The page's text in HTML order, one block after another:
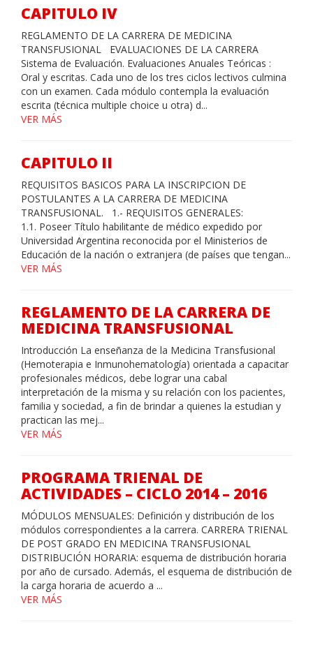
CAPITULO IV
REGLAMENTO DE LA CARRERA DE MEDICINA
TRANSFUSIONAL EVALUACIONES DE LA CARRERA
Sistema de Evaluación. Evaluaciones Anuales Teóricas :
Oral y escritas. Cada uno de los tres ciclos lectivos culmina
con un examen. Cada módulo contempla la evaluación
escrita (técnica multiple choice u otra) d...
VER MÁS
CAPITULO II
REQUISITOS BASICOS PARA LA INSCRIPCION DE
POSTULANTES A LA CARRERA DE MEDICINA
TRANSFUSIONAL. 1.- REQUISITOS GENERALES:
1.1. Poseer Título habilitante de médico expedido por
Universidad Argentina reconocida por el Ministerios de
Educación de la nación o extranjera (de países que tengan...
VER MÁS
REGLAMENTO DE LA CARRERA DE
MEDICINA TRANSFUSIONAL
Introducción La enseñanza de la Medicina Transfusional
(Hemoterapia e Inmunohematología) orientada a capacitar
profesionales médicos, debe lograr una cabal
interpretación de la misma y su relación con los pacientes,
familia y sociedad, a fin de brindar a quienes la estudian y
practican las mej...
VER MÁS
PROGRAMA TRIENAL DE
ACTIVIDADES – CICLO 2014 – 2016
MÓDULOS MENSUALES: Definición y distribución de los
módulos correspondientes a la carrera. CARRERA TRIENAL
DE POST GRADO EN MEDICINA TRANSFUSIONAL
DISTRIBUCIÓN HORARIA: esquema de distribución horaria
por año de cursado. Además, el esquema de distribución de
la carga horaria de acuerdo a ...
VER MÁS